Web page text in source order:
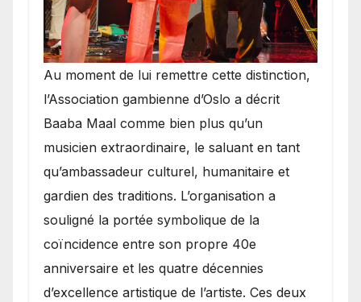
​Au moment de lui remettre cette distinction,
l’Association gambienne d’Oslo a décrit
Baaba Maal comme bien plus qu’un
musicien extraordinaire, le saluant en tant
qu’ambassadeur culturel, humanitaire et
gardien des traditions. L’organisation a
souligné la portée symbolique de la
coïncidence entre son propre 40e
anniversaire et les quatre décennies
d’excellence artistique de l’artiste. Ces deux